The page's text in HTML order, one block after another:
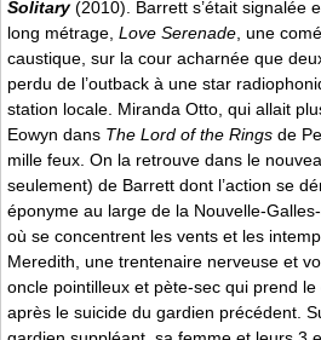
Solitary (2010). Barrett s’était signalée
long métrage, Love Serenade , une
caustique, sur la cour acharnée que
perdu de l’outback à une star
station locale. Miranda Otto, qui allait
Eowyn dans The Lord of the Rings de
mille feux. On la retrouve dans le
seulement) de Barrett dont l’action se
éponyme au large de la Nouvelle-
où se concentrent les vents et les
Meredith, une trentenaire nerveuse et
oncle pointilleux et pète-sec qui prend
après le suicide du gardien précédent.